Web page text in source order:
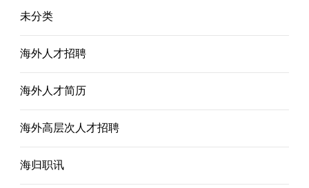
未分类
海外人才招聘
海外人才简历
海外高层次人才招聘
海归职讯